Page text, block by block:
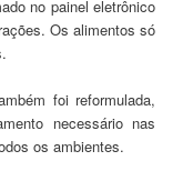
no painel eletrônico
Os alimentos só
foi reformulada,
necessário nas
os ambientes.